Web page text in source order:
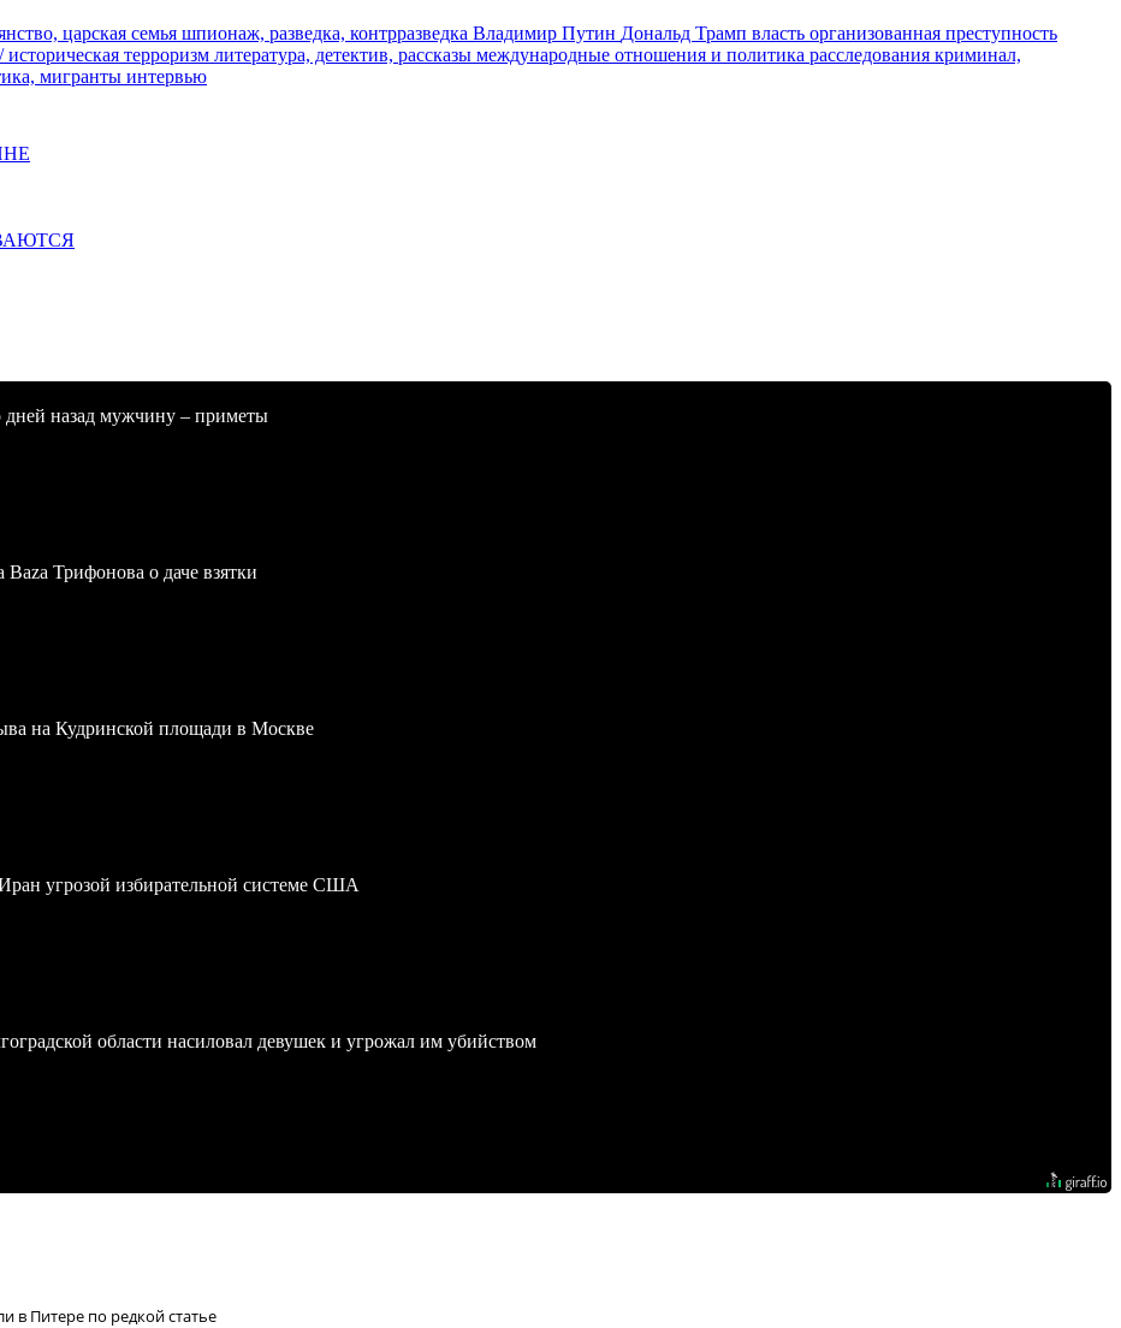
царская семья шпионаж, разведка, контрразведка Владимир Путин Дональд Трамп власть организованная преступность
историческая терроризм литература, детектив, рассказы международные отношения и политика расследования криминал,
мигранты интервью
назад мужчину – приметы
Baza Трифонова о даче взятки
на Кудринской площади в Москве
угрозой избирательной системе США
области насиловал девушек и угрожал им убийством
в Питере по редкой статье